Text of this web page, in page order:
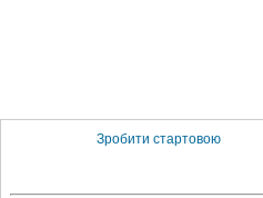
Зробити стартовою